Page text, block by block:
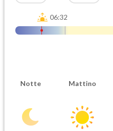
06:32
Notte Mattino